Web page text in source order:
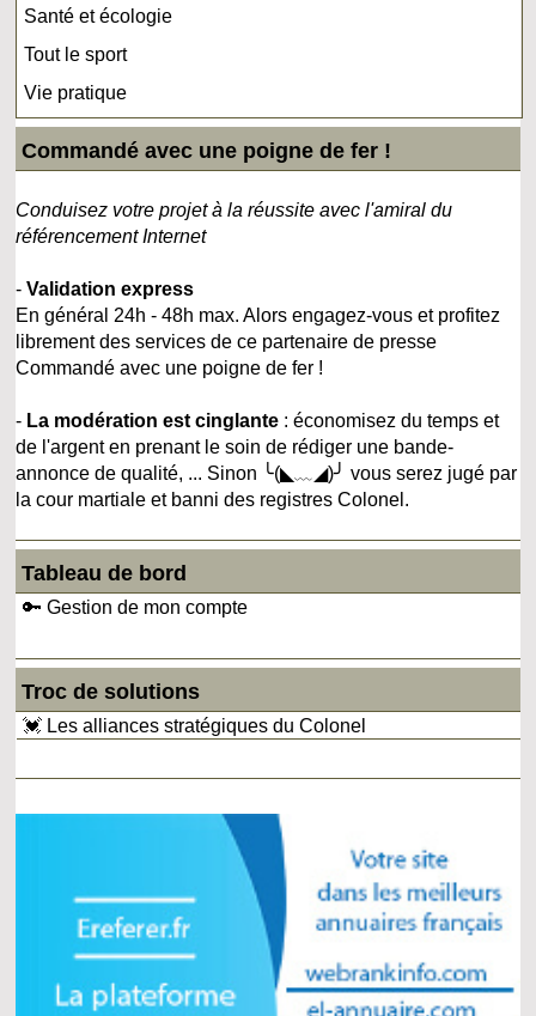
Santé et écologie
Tout le sport
Vie pratique
Commandé avec une poigne de fer !
Conduisez votre projet à la réussite avec l'amiral du
référencement Internet
-Validation express
En général 24h - 48h max. Alors engagez-vous et profitez
librement des services de ce partenaire de presse
Commandé avec une poigne de fer !
- La modération est cinglante : économisez du temps et
de l'argent en prenant le soin de rédiger une bande-
annonce de qualité, ... Sinon ╰(◣﹏◢)╯ vous serez jugé par
la cour martiale et banni des registres Colonel.
Tableau de bord
🔑 Gestion de mon compte
Troc de solutions
💓 Les alliances stratégiques du Colonel